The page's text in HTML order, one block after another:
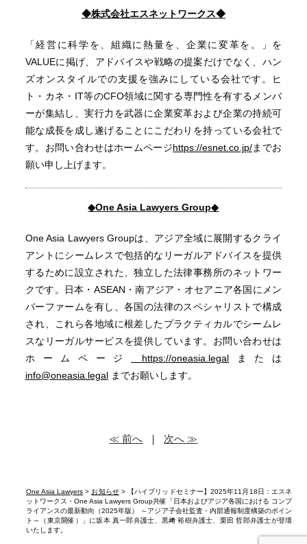
One Asia Lawyers >お知らせ> 【ハイブリッドセミナー】2025年11月18日：エスネ
ットワークス・One Asia Lawyers Group共催「日本およびアジア各国における コンプ
ライアンスの最新動向（2025年版） ～アジア子会社監査・内部通報制度構築のポイン
ト～（東京開催）」に坂本 真一郎弁護士、黒﨑 裕樹弁護士、栗田 哲郎弁護士が登壇
いたします。
◆株式会社エスネットワークス◆
「経営に科学を、組織に熱量を、企業に変革を。」を
VALUEに掲げ、アドバイスや戦略の提案だけでなく、ハン
ズオンスタイルでの支援を強みにしている会社です。ヒ
ト・カネ・IT等のCFO領域に関する専門性を有するメンバ
ーが集結し、実行力を武器に企業変革および企業の持続可
能な成長を成し遂げることにこだわりを持っている会社で
す。お問い合わせはホームページhttps://esnet.co.jp/までお
願い申し上げます。
◆One Asia Lawyers Group◆
One Asia Lawyers Groupは、アジア全域に展開するクライ
アントにシームレスで包括的なリーガルアドバイスを提供
するために設立された、独立した法律事務所のネットワー
クです。日本・ASEAN・南アジア・オセアニア各国にメン
バーファームを有し、各国の法律のスペシャリストで構成
され、これら各地域に根差したプラクティカルでシームレ
スなリーガルサービスを提供しています。お問い合わせは
ホームページ
https://oneasia.legalまたは
info@oneasia.legalまでお願いします。
≪ 前へ ｜ 次へ ≫